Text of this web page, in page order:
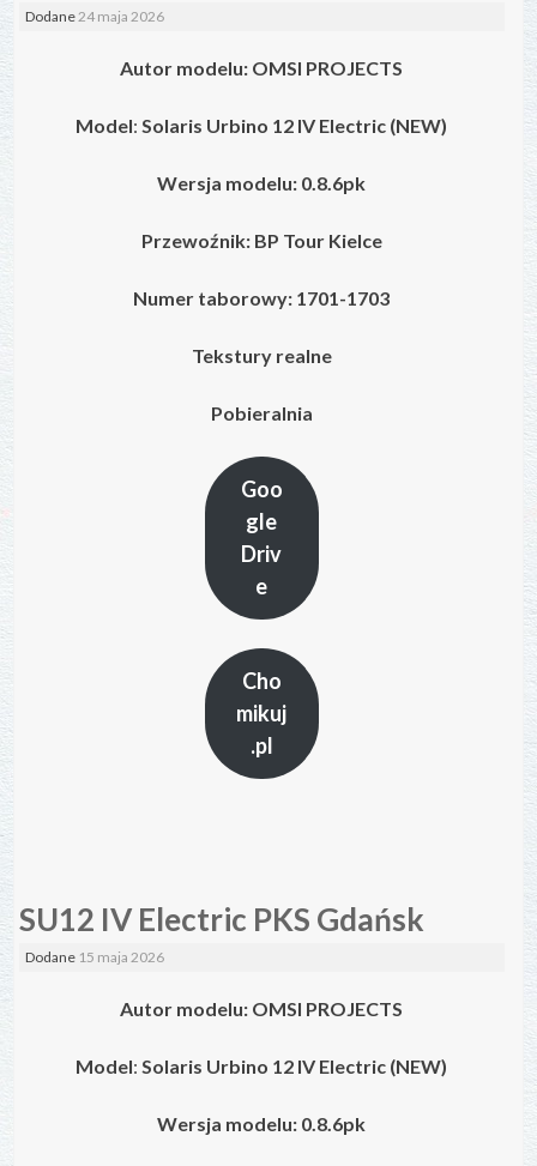
Dodane24 maja 2026
Autor modelu: OMSI PROJECTS
Model:Solaris Urbino 12 IV Electric (NEW)
Wersja modelu: 0.8.6pk
Przewoźnik: BP Tour Kielce
Numer taborowy: 1701-1703
Tekstury realne
Pobieralnia
Goo
gle
Driv
e
Cho
mikuj
.pl
SU12 IV Electric PKS Gdańsk
Dodane 15 maja 2026
Autor modelu: OMSI PROJECTS
Model:Solaris Urbino 12 IV Electric (NEW)
Wersja modelu: 0.8.6pk